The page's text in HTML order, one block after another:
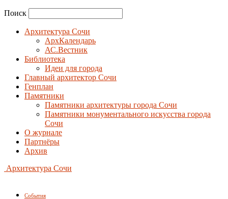
Поиск
Архитектура Сочи
АрхКалендарь
АС.Вестник
Библиотека
Идеи для города
Главный архитектор Сочи
Генплан
Памятники
Памятники архитектуры города Сочи
Памятники монументального искусства города
Сочи
О журнале
Партнёры
Архив
Архитектура Сочи
События